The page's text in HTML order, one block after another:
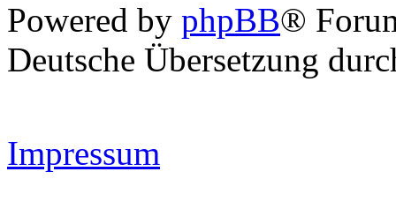
Powered by phpBB®
Deutsche Übersetzung
Impressum